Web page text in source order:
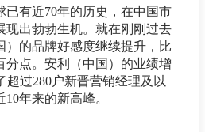
已有近70年的历史，在中国市
现出勃勃生机。就在刚刚过去
）的品牌好感度继续提升，比
分点。安利（中国）的业绩增
超过280户新晋营销经理及以
10年来的新高峰。